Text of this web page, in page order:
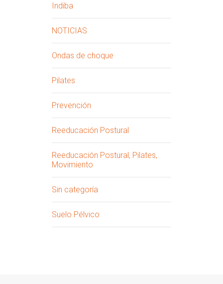
Indiba
NOTICIAS
Ondas de choque
Pilates
Prevención
Reeducación Postural
Reeducación Postural, Pilates,
Movimiento
Sin categoría
Suelo Pélvico